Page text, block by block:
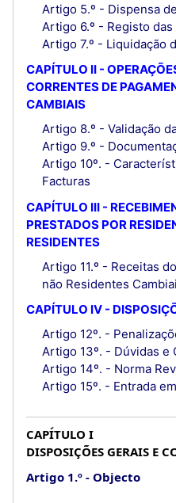
Artigo 5.º - Dispensa
Artigo 6.º - Registo
Artigo 7.º - Liquidação
CAPÍTULO II -
CORRENTES DE
CAMBIAIS
Artigo 8.º - Validação
Artigo 9.º -
Artigo 10º. -
Facturas
CAPÍTULO III -
PRESTADOS POR
RESIDENTES
Artigo 11.º - Receitas
não Residentes
CAPÍTULO IV -
Artigo 12º. -
Artigo 13º. - Dúvidas e
Artigo 14º. - Norma
Artigo 15º. - Entrada
CAPÍTULO I
DISPOSIÇÕES GERAIS E
Artigo 1.º
Objecto